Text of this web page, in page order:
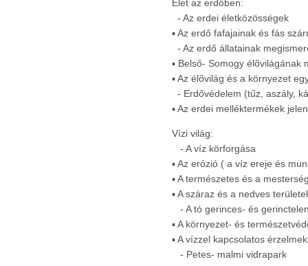
Élet az erdőben:
- Az erdei életközösségek
▪ Az erdő fafajainak és fás
- Az erdő állatainak
▪ Belső- Somogy élővilágának
▪ Az élővilág és a környezet
- Erdővédelem (tűz, aszály,
▪ Az erdei melléktermékek
Vízi világ:
- A víz körforgása
▪ Az erózió ( a víz ereje és
▪ A természetes és a
▪ A száraz és a nedves
- A tó gerinces- és
▪ A környezet- és
▪ A vízzel kapcsolatos
- Petes- malmi vidrapark